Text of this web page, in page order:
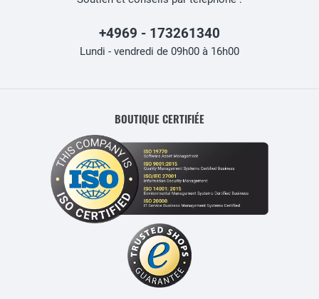
+4969 - 173261340
Lundi - vendredi de 09h00 à 16h00
BOUTIQUE CERTIFIÉE